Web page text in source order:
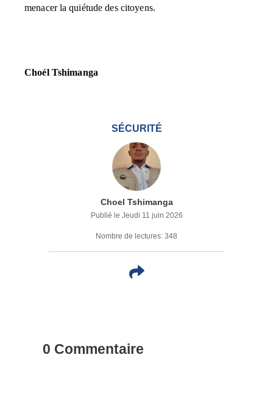
menacer la quiétude des citoyens.
Choél Tshimanga
SÉCURITÉ
Choel Tshimanga
Publié le Jeudi 11 juin 2026
Nombre de lectures: 348
0 Commentaire